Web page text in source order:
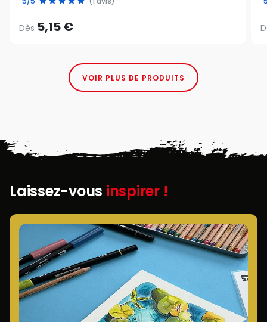
Dès 5,15 €
VOIR PLUS DE PRODUITS
Laissez-vous inspirer !